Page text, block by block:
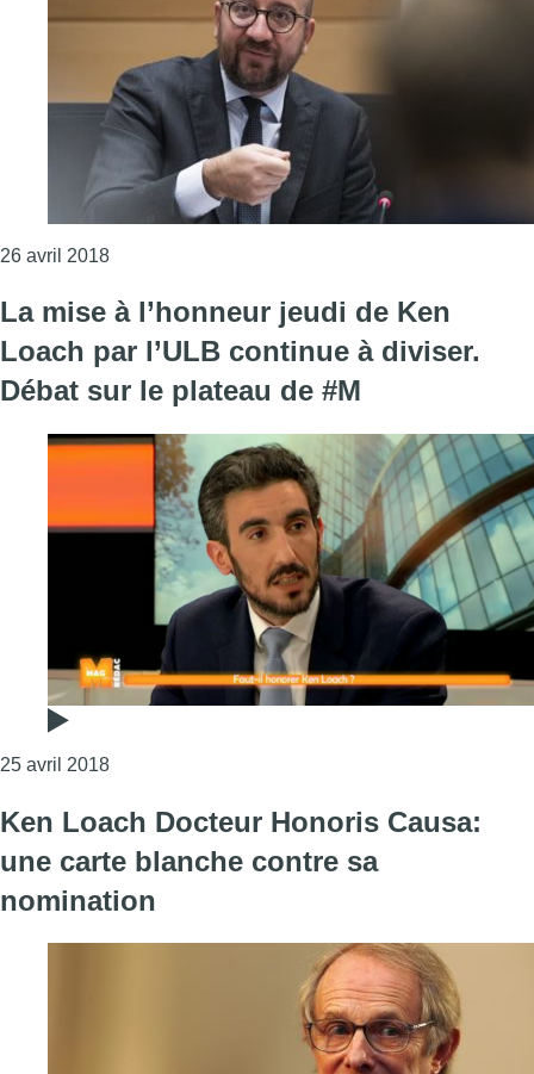
26 avril 2018Consulter l'article "Ken Loach: l’ULB maintient
La mise à l’honneur jeudi de Ken
Loach par l’ULB continue à diviser.
Débat sur le plateau de #M
25 avril 2018Consulter l'article "La mise à l’honneur jeudi de
Ken Loach Docteur Honoris Causa:
une carte blanche contre sa
nomination